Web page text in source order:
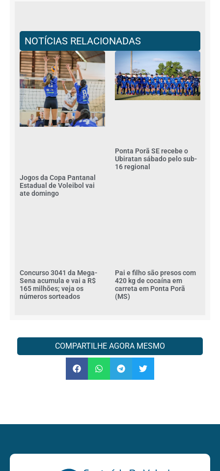
NOTÍCIAS RELACIONADAS
Jogos da Copa Pantanal
Estadual de Voleibol vai
ate domingo
Ponta Porã SE recebe o
Ubiratan sábado pelo sub-
16 regional
Concurso 3041 da Mega-
Sena acumula e vai a R$
165 milhões; veja os
números sorteados
Pai e filho são presos com
420 kg de cocaína em
carreta em Ponta Porã
(MS)
COMPARTILHE AGORA MESMO